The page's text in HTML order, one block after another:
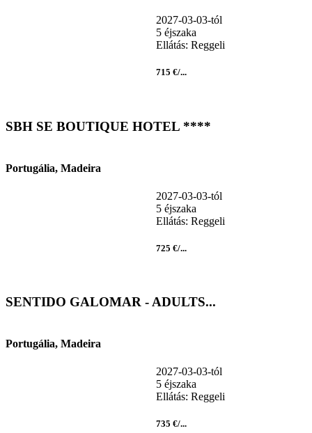
2027-03-03-tól
5 éjszaka
Ellátás: Reggeli
715 €/...
SBH SE BOUTIQUE HOTEL ****
Portugália, Madeira
2027-03-03-tól
5 éjszaka
Ellátás: Reggeli
725 €/...
SENTIDO GALOMAR - ADULTS...
Portugália, Madeira
2027-03-03-tól
5 éjszaka
Ellátás: Reggeli
735 €/...